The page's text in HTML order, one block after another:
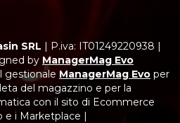
SRL | P.iva: IT01249220938 |
by ManagerMag Evo
gestionale ManagerMag Evo per
del magazzino e per la
con il sito di Ecommerce
e i Marketplace |